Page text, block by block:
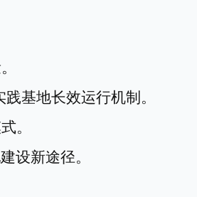
践基地长效运行机制。
。
设新途径。